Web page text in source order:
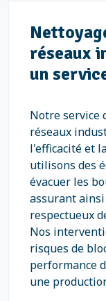
réseaux
un
Notre service
réseaux
l'efficacité et
utilisons des
évacuer les
assurant
respectueux
Nos
risques de
performance
une